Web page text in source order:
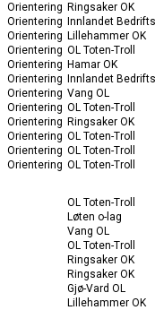
Orientering Ringsaker OK
Orientering
Innlandet
Orientering Lillehammer OK
Orientering OL Toten-Troll
Orientering Hamar OK
Orientering
Innlandet
Orientering Vang OL
Orientering OL Toten-Troll
Orientering Ringsaker OK
Orientering OL Toten-Troll
Orientering OL Toten-Troll
Orientering OL Toten-Troll
OL Toten-Troll
Løten o-lag
Vang OL
OL Toten-Troll
Ringsaker OK
Ringsaker OK
Gjø-Vard OL
Lillehammer OK